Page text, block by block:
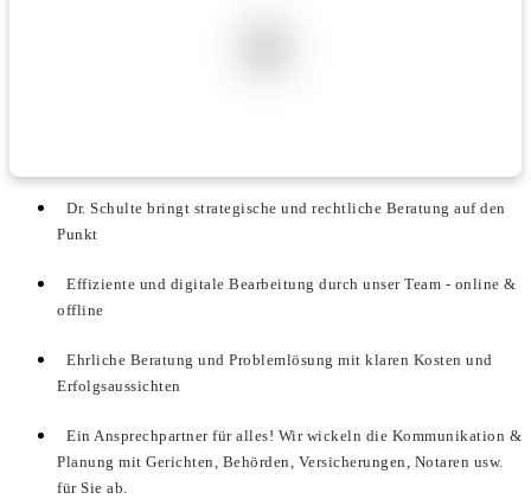
Dr. Schulte bringt strategische und rechtliche Beratung auf den
Punkt
Effiziente und digitale Bearbeitung durch unser Team - online &
offline
Ehrliche Beratung und Problemlösung mit klaren Kosten und
Erfolgsaussichten
Ein Ansprechpartner für alles! Wir wickeln die Kommunikation &
Planung mit Gerichten, Behörden, Versicherungen, Notaren usw.
für Sie ab.